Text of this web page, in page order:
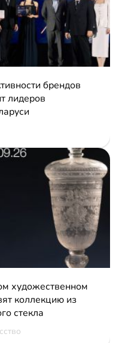
брендов
лидеров
художественном
коллекцию из
стекла